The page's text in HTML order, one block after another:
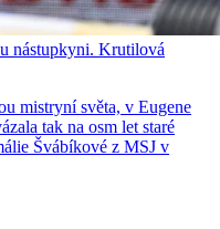
nástupkyni. Krutilová
mistryní světa, v Eugene
tak na osm let staré
Švábíkové z MSJ v